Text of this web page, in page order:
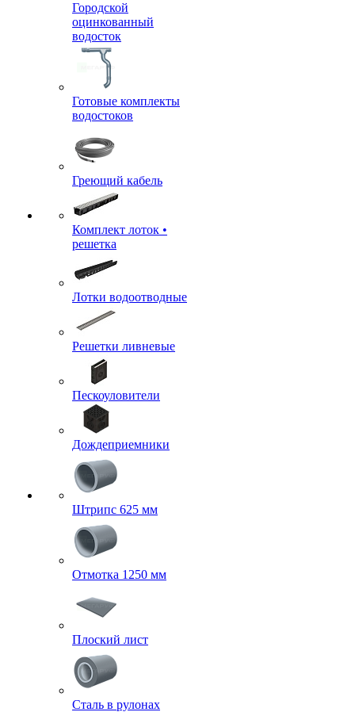
Городской
оцинкованный
водосток
Готовые комплекты
водостоков
Греющий кабель
Комплект лоток •
решетка
Лотки водоотводные
Решетки ливневые
Пескоуловители
Дождеприемники
Штрипс 625 мм
Отмотка 1250 мм
Плоский лист
Сталь в рулонах